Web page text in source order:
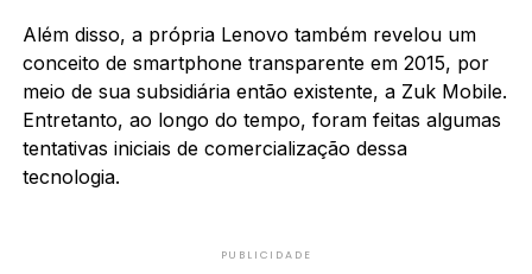
Além disso, a própria Lenovo também revelou um
conceito de smartphone transparente em 2015, por
meio de sua subsidiária então existente, a Zuk Mobile.
Entretanto, ao longo do tempo, foram feitas algumas
tentativas iniciais de comercialização dessa
tecnologia.
PUBLICIDADE